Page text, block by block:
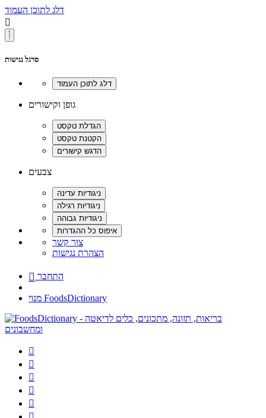
דלג לתוכן העמוד

סרגל נגישות
גופן וקישורים
צבעים
צור קשר
הצהרת נגישות
 התחבר
מנוי FoodsDictionary




